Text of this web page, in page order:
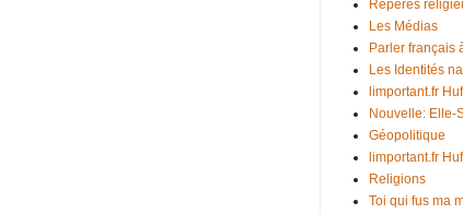
Repères
Les Médias
Parler français
Les Identités
limportant.fr
Nouvelle: Elle-
Géopolitique
limportant.fr
Religions
Toi qui fus ma